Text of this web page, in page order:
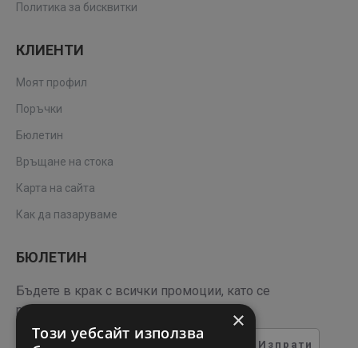
Политика за бисквитки
КЛИЕНТИ
Моят профил
Поръчки
Бюлетин
Връщане на стока
Карта на сайта
Как да пазаруваме
БЮЛЕТИН
Бъдете в крак с всички промоции, като се
регистрирате за нашия бюлетин
Изпрати
×
Този уебсайт използва